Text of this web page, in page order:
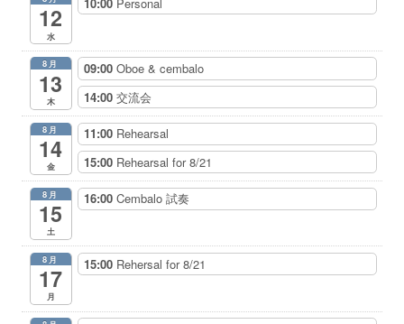
12
水
8月
13
木
09:00 Oboe & cembalo
14:00 交流会
8月
14
金
11:00 Rehearsal
15:00 Rehearsal for 8/21
8月
15
土
16:00 Cembalo 試奏
8月
17
月
15:00 Rehersal for 8/21